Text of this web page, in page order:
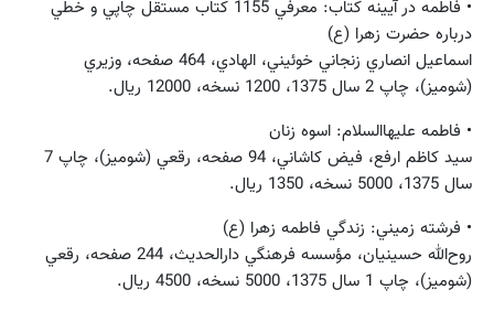
• فاطمه در آيينه كتاب: معرفي 1155 كتاب مستقل چاپي و خطي
درباره حضرت زهرا (ع)
اسماعيل انصاري ‌زنجاني‌ خوئيني، الهادي، 464 صفحه، وزيري
(شوميز)، چاپ 2 سال 1375، 1200 نسخه، 12000 ريال.
• فاطمه عليهاالسلام: اسوه زنان
سيد كاظم ارفع، فيض كاشاني، 94 صفحه، رقعي (شوميز)، چاپ 7
سال 1375، 5000 نسخه، 1350 ريال.
• فرشته زميني: زندگي فاطمه زهرا (ع)
روح‌الله حسينيان، مؤسسه فرهنگي دارالحديث، 244 صفحه، رقعي
(شوميز)، چاپ 1 سال 1375، 5000 نسخه، 4500 ريال.